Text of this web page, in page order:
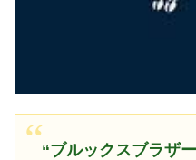
“ブルックスブラザ